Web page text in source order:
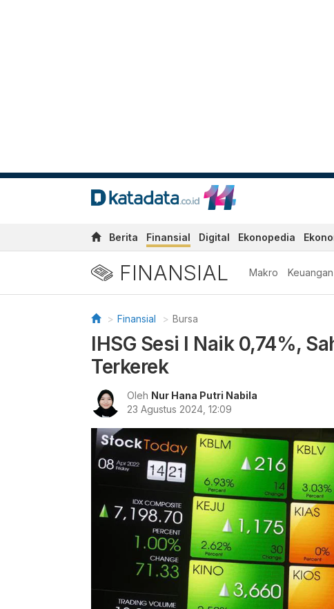
Berita Finansial Digital Ekonopedia
FINANSIAL Makro Keuangan
Finansial Bursa
IHSG Sesi I Naik 0,74%,
Terkerek
Oleh Nur Hana Putri Nabila
23 Agustus 2024, 12:09